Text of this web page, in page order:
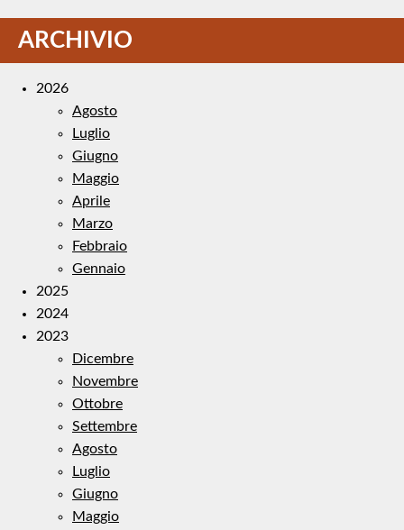
ARCHIVIO
2026
Agosto
Luglio
Giugno
Maggio
Aprile
Marzo
Febbraio
Gennaio
2025
2024
2023
Dicembre
Novembre
Ottobre
Settembre
Agosto
Luglio
Giugno
Maggio